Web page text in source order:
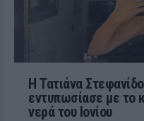
Η Τατιάνα
εντυπωσίασε με το
νερά του Ιονίου